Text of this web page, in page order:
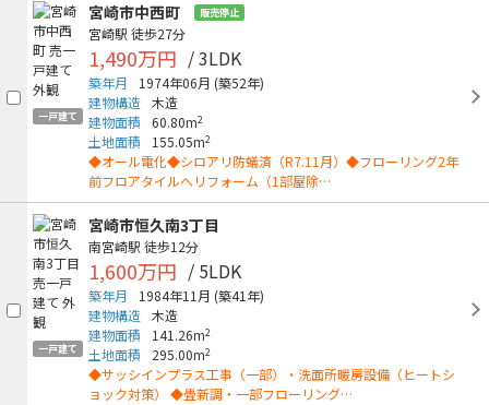
一戸建て
宮崎市中西町 販売停止
宮崎駅 徒歩27分
1,490万円 / 3LDK
築年月 1974年06月 (築52年)
建物構造 木造
建物面積
60.80m2
土地面積 155.05m2
◆オール電化◆シロアリ防蟻済（R7.11月）◆フローリング2年
前フロアタイルへリフォーム（1部屋除…
一戸建て
宮崎市恒久南3丁目
南宮崎駅 徒歩12分
1,600万円 / 5LDK
築年月 1984年11月 (築41年)
建物構造 木造
建物面積
141.26m2
土地面積 295.00m2
◆サッシインプラス工事（一部）・洗面所暖房設備（ヒートシ
ョック対策） ◆畳新調・一部フローリング…